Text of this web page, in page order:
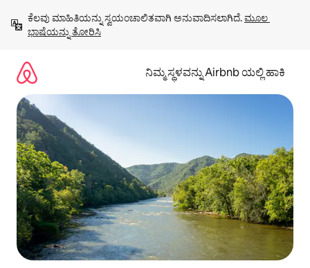
ಹೋಗಿ
ಕೆಲವು ಮಾಹಿತಿಯನ್ನು ಸ್ವಯಂಚಾಲಿತವಾಗಿ ಅನುವಾದಿಸಲಾಗಿದೆ. ಮೂಲ
ಭಾಷೆಯನ್ನು ತೋರಿಸಿ
ನಿಮ್ಮ ಸ್ಥಳವನ್ನು Airbnb ಯಲ್ಲಿ ಹಾಕಿ